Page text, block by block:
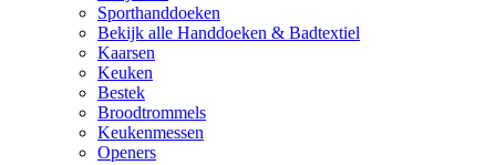
Sporthanddoeken
Bekijk alle Handdoeken & Badtextiel
Kaarsen
Keuken
Bestek
Broodtrommels
Keukenmessen
Openers